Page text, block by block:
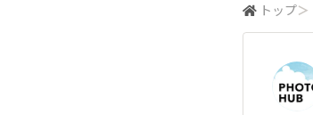
トップ＞